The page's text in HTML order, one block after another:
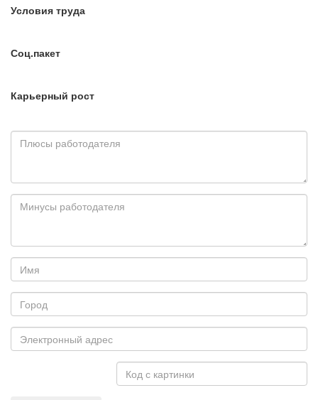
Условия труда
Соц.пакет
Карьерный рост